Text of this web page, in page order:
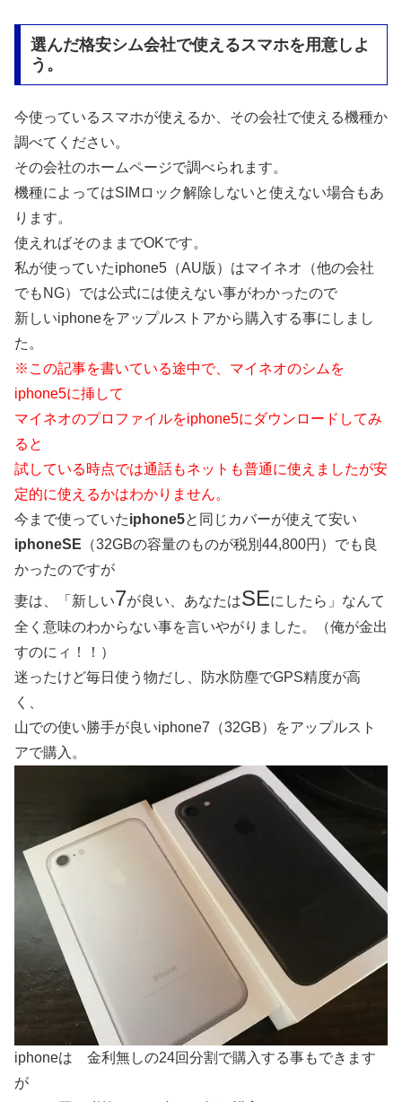
選んだ格安シム会社で使えるスマホを用意しよ
う。
今使っているスマホが使えるか、その会社で使える機種か
調べてください。
その会社のホームページで調べられます。
機種によってはSIMロック解除しないと使えない場合もあ
ります。
使えればそのままでOKです。
私が使っていたiphone5（AU版）はマイネオ（他の会社
でもNG）では公式には使えない事がわかったので
新しいiphoneをアップルストアから購入する事にしまし
た。
※この記事を書いている途中で、マイネオのシムを
iphone5に挿して
マイネオのプロファイルをiphone5にダウンロードしてみ
ると
試している時点では通話もネットも普通に使えましたが安
定的に使えるかはわかりません。
今まで使っていたiphone5と同じカバーが使えて安い
iphoneSE （32GBの容量のものが税別44,800円）でも良
かったのですが
妻は、「新しい7が良い、あなたはSEにしたら」なんて
全く意味のわからない事を言いやがりました。（俺が金出
すのにィ！！）
迷ったけど毎日使う物だし、防水防塵でGPS精度が高
く、
山での使い勝手が良いiphone7（32GB）をアップルスト
アで購入。
iphoneは 金利無しの24回分割で購入する事もできます
が